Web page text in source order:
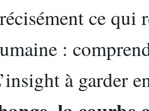
ce qui
:
à garder